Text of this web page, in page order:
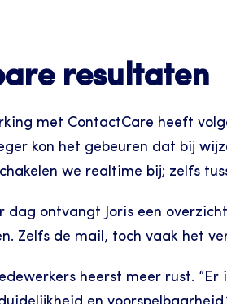
resultaten
met ContactCare heeft
kon het gebeuren dat bij
we realtime bij; zelfs
dag ontvangt Joris een
Zelfs de mail, toch vaak het
heerst meer rust.